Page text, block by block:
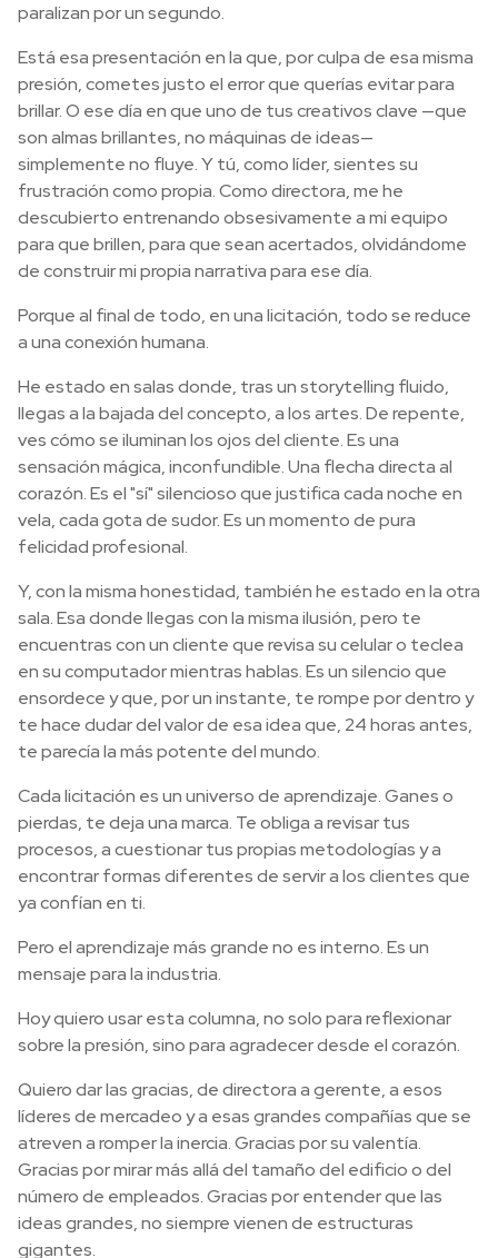
paralizan por un segundo.
Está esa presentación en la que, por culpa de esa misma
presión, cometes justo el error que querías evitar para
brillar. O ese día en que uno de tus creativos clave —que
son almas brillantes, no máquinas de ideas—
simplemente no fluye. Y tú, como líder, sientes su
frustración como propia. Como directora, me he
descubierto entrenando obsesivamente a mi equipo
para que brillen, para que sean acertados, olvidándome
de construir mi propia narrativa para ese día.
Porque al final de todo, en una licitación, todo se reduce
a una conexión humana.
He estado en salas donde, tras un storytelling fluido,
llegas a la bajada del concepto, a los artes. De repente,
ves cómo se iluminan los ojos del cliente. Es una
sensación mágica, inconfundible. Una flecha directa al
corazón. Es el "sí" silencioso que justifica cada noche en
vela, cada gota de sudor. Es un momento de pura
felicidad profesional.
Y, con la misma honestidad, también he estado en la otra
sala. Esa donde llegas con la misma ilusión, pero te
encuentras con un cliente que revisa su celular o teclea
en su computador mientras hablas. Es un silencio que
ensordece y que, por un instante, te rompe por dentro y
te hace dudar del valor de esa idea que, 24 horas antes,
te parecía la más potente del mundo.
Cada licitación es un universo de aprendizaje. Ganes o
pierdas, te deja una marca. Te obliga a revisar tus
procesos, a cuestionar tus propias metodologías y a
encontrar formas diferentes de servir a los clientes que
ya confían en ti.
Pero el aprendizaje más grande no es interno. Es un
mensaje para la industria.
Hoy quiero usar esta columna, no solo para reflexionar
sobre la presión, sino para agradecer desde el corazón.
Quiero dar las gracias, de directora a gerente, a esos
líderes de mercadeo y a esas grandes compañías que se
atreven a romper la inercia. Gracias por su valentía.
Gracias por mirar más allá del tamaño del edificio o del
número de empleados. Gracias por entender que las
ideas grandes, no siempre vienen de estructuras
gigantes.